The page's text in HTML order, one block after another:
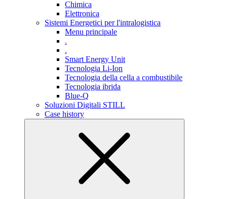
Chimica
Elettronica
Sistemi Energetici per l'intralogistica
Menu principale
.
.
Smart Energy Unit
Tecnologia Li-Ion
Tecnologia della cella a combustibile
Tecnologia ibrida
Blue-Q
Soluzioni Digitali STILL
Case history